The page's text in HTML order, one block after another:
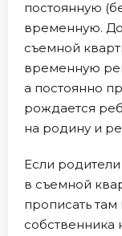
постоянную
временную.
съемной
временную
а постоянно
рождается
на родину и
Если
в съемной
прописать
собственника